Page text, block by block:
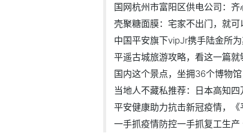
国网杭州市富阳区供电公司：齐
壳聚糖面膜：宅家不出门，就可
中国平安旗下vipJr携手陆金所
平遥古城旅游攻略，看这一篇就
国内这个景点，坐拥36个博物
当地人不藏私推荐：日本高知
平安健康助力抗击新冠疫情，《
一手抓疫情防控一手抓复工生